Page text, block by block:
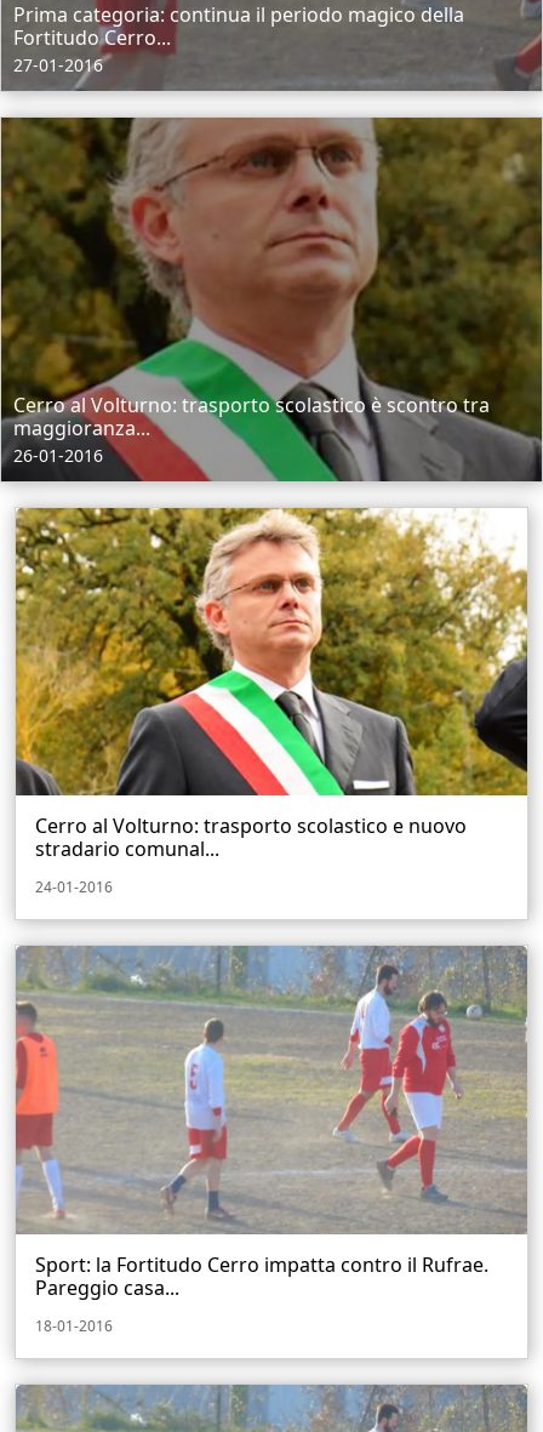
Prima categoria: continua il periodo magico della
Fortitudo Cerro...
27-01-2016
Cerro al Volturno: trasporto scolastico è scontro tra
maggioranza...
26-01-2016
Cerro al Volturno: trasporto scolastico e nuovo
stradario comunal...
24-01-2016
Sport: la Fortitudo Cerro impatta contro il Rufrae.
Pareggio casa...
18-01-2016